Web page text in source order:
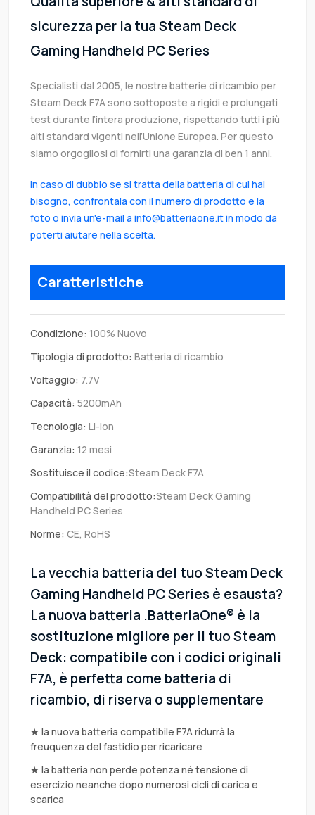
sicurezza per la tua Steam Deck
Gaming Handheld PC Series
Specialisti dal 2005, le nostre batterie di ricambio per
Steam Deck F7A sono sottoposte a rigidi e prolungati
test durante l’intera produzione, rispettando tutti i più
alti standard vigenti nell’Unione Europea. Per questo
siamo orgogliosi di fornirti una garanzia di ben 1 anni.
In caso di dubbio se si tratta della batteria di cui hai
bisogno, confrontala con il numero di prodotto e la
foto o invia un'e-mail a info@batteriaone.it in modo da
poterti aiutare nella scelta.
Caratteristiche
Condizione: 100% Nuovo
Tipologia di prodotto: Batteria di ricambio
Voltaggio: 7.7V
Capacità: 5200mAh
Tecnologia: Li-ion
Garanzia: 12 mesi
Sostituisce il codice:Steam Deck F7A
Compatibilità del prodotto:Steam Deck Gaming
Handheld PC Series
Norme: CE, RoHS
La vecchia batteria del tuo Steam Deck
Gaming Handheld PC Series è esausta?
La nuova batteria .BatteriaOne® è la
sostituzione migliore per il tuo Steam
Deck: compatibile con i codici originali
F7A, è perfetta come batteria di
ricambio, di riserva o supplementare
★ la nuova batteria compatibile F7A ridurrà la
freuquenza del fastidio per ricaricare
★ la batteria non perde potenza né tensione di
esercizio neanche dopo numerosi cicli di carica e
scarica